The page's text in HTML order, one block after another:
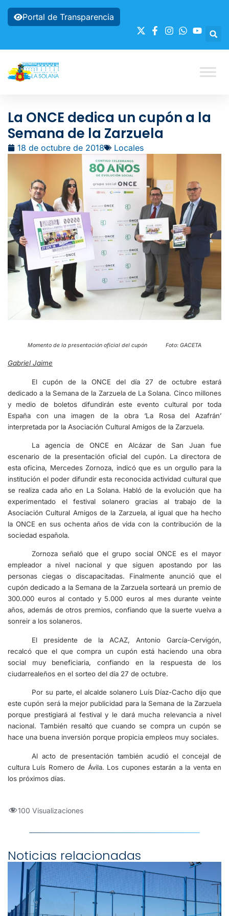
Portal de Transparencia
La ONCE dedica un cupón a la
Semana de la Zarzuela
18 de octubre de 2018 Locales
Momento de la presentación oficial del cupón Foto: GACETA
Gabriel Jaime
El cupón de la ONCE del día 27 de octubre estará
dedicado a la Semana de la Zarzuela de La Solana. Cinco millones
y medio de boletos difundirán este evento cultural por toda
España con una imagen de la obra ‘La Rosa del Azafrán’
interpretada por la Asociación Cultural Amigos de la Zarzuela.
La agencia de ONCE en Alcázar de San Juan fue
escenario de la presentación oficial del cupón. La directora de
esta oficina, Mercedes Zornoza, indicó que es un orgullo para la
institución el poder difundir esta reconocida actividad cultural que
se realiza cada año en La Solana. Habló de la evolución que ha
experimentado el festival solanero gracias al trabajo de la
Asociación Cultural Amigos de la Zarzuela, al igual que ha hecho
la ONCE en sus ochenta años de vida con la contribución de la
sociedad española.
Zornoza señaló que el grupo social ONCE es el mayor
empleador a nivel nacional y que siguen apostando por las
personas ciegas o discapacitadas. Finalmente anunció que el
cupón dedicado a la Semana de la Zarzuela sorteará un premio de
300.000 euros al contado y 5.000 euros al mes durante veinte
años, además de otros premios, confiando que la suerte vuelva a
sonreir a los solaneros.
El presidente de la ACAZ, Antonio García-Cervigón,
recalcó que el que compra un cupón está haciendo una obra
social muy beneficiaria, confiando en la respuesta de los
ciudarrealeños en el sorteo del día 27 de octubre.
Por su parte, el alcalde solanero Luís Díaz-Cacho dijo que
este cupón será la mejor publicidad para la Semana de la Zarzuela
porque prestigiará al festival y le dará mucha relevancia a nivel
nacional. También resaltó que cuando se compra un cupón se
hace una buena inversión porque propicia empleos muy sociales.
Al acto de presentación también acudió el concejal de
cultura Luís Romero de Ávila. Los cupones estarán a la venta en
los próximos días.
100 Visualizaciones
Noticias relacionadas